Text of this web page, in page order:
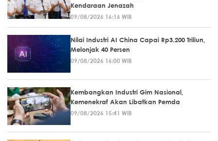
Kendaraan Jenazah
09/08/2026 16:16 WIB
Nilai Industri AI China Capai Rp3.200 Triliun,
Melonjak 40 Persen
09/08/2026 16:00 WIB
Kembangkan Industri Gim Nasional,
Kemenekraf Akan Libatkan Pemda
09/08/2026 15:41 WIB